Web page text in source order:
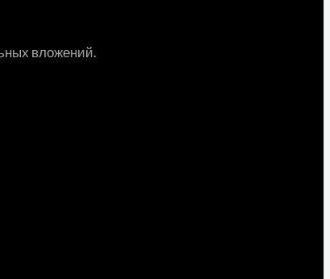
вложений.